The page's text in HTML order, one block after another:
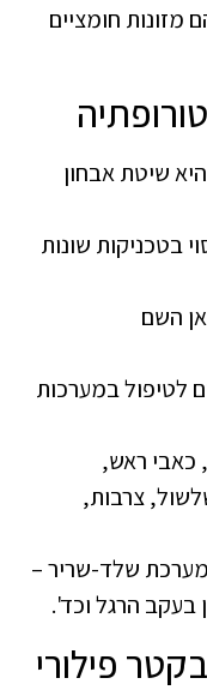
מזונות חומציים
שיטת אבחון
בטכניקות שונות
השם
לטיפול במערכות
ראש,
צרבות,
שלד-שריר –
בעקב הרגל וכד'.
פילורי